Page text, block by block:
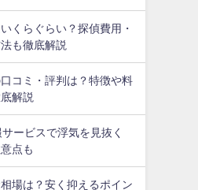
くらぐらい？探偵費用・
も徹底解説
コミ・評判は？特徴や料
解説
ービスで浮気を見抜く
点も
場は？安く抑えるポイン